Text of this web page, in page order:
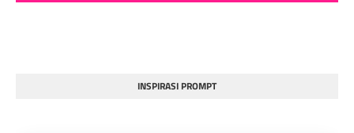
INSPIRASI PROMPT